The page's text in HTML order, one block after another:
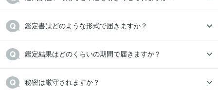
鑑定書はどのような形式で届きますか？
鑑定結果はどのくらいの期間で届きますか？
秘密は厳守されますか？